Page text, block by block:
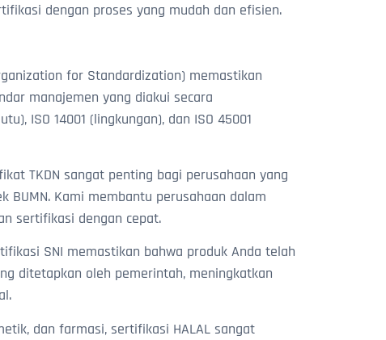
dengan proses yang mudah dan efisien.
for Standardization) memastikan
manajemen yang diakui secara
ISO 14001 (lingkungan), dan ISO 45001
TKDN sangat penting bagi perusahaan yang
Kami membantu perusahaan dalam
sertifikasi dengan cepat.
SNI memastikan bahwa produk Anda telah
ditetapkan oleh pemerintah, meningkatkan
dan farmasi, sertifikasi HALAL sangat